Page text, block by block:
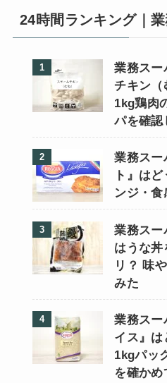
24時間ランキング｜
業務スー
チキン（
1kg鶏肉
パを確認
業務スー
ト』は
ンジ・
業務スー
はうな丼
リ？ 味
みた
業務スー
イス』は
1kgパッ
を確かめ